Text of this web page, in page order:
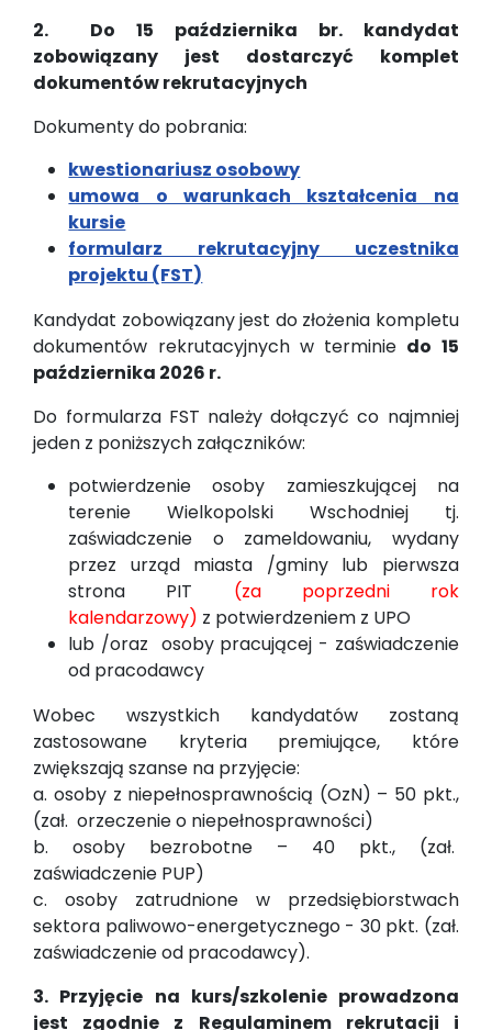
2. Do 15 października br. kandydat
zobowiązany jest dostarczyć komplet
dokumentów rekrutacyjnych
Dokumenty do pobrania:
kwestionariusz osobowy
umowa o warunkach kształcenia na
kursie
formularz rekrutacyjny uczestnika
projektu (FST)
Kandydat zobowiązany jest do złożenia kompletu
dokumentów rekrutacyjnych w terminie do 15
października 2026 r.
Do formularza FST należy dołączyć co najmniej
jeden z poniższych załączników:
potwierdzenie osoby zamieszkującej na
terenie Wielkopolski Wschodniej tj.
zaświadczenie o zameldowaniu, wydany
przez urząd miasta /gminy lub pierwsza
strona PIT (za poprzedni rok
kalendarzowy) z potwierdzeniem z UPO
lub /oraz osoby pracującej - zaświadczenie
od pracodawcy
Wobec wszystkich kandydatów zostaną
zastosowane kryteria premiujące, które
zwiększają szanse na przyjęcie:
a. osoby z niepełnosprawnością (OzN) – 50 pkt.,
(zał. orzeczenie o niepełnosprawności)
b. osoby bezrobotne – 40 pkt., (zał.
zaświadczenie PUP)
c. osoby zatrudnione w przedsiębiorstwach
sektora paliwowo-energetycznego - 30 pkt. (zał.
zaświadczenie od pracodawcy).
3. Przyjęcie na kurs/szkolenie prowadzona
jest zgodnie z Regulaminem rekrutacji i